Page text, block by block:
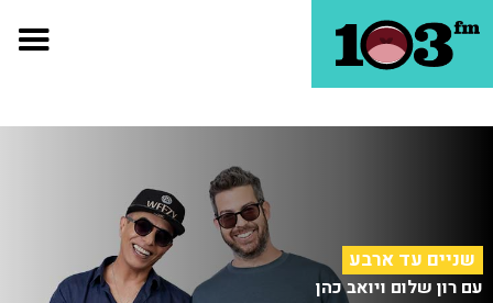
שניים עד ארבע
עם רון שלום ויואב כהן